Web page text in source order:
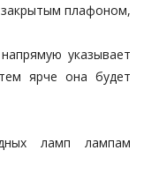
плафоном,
указывает
ярче она будет
ламп лампам